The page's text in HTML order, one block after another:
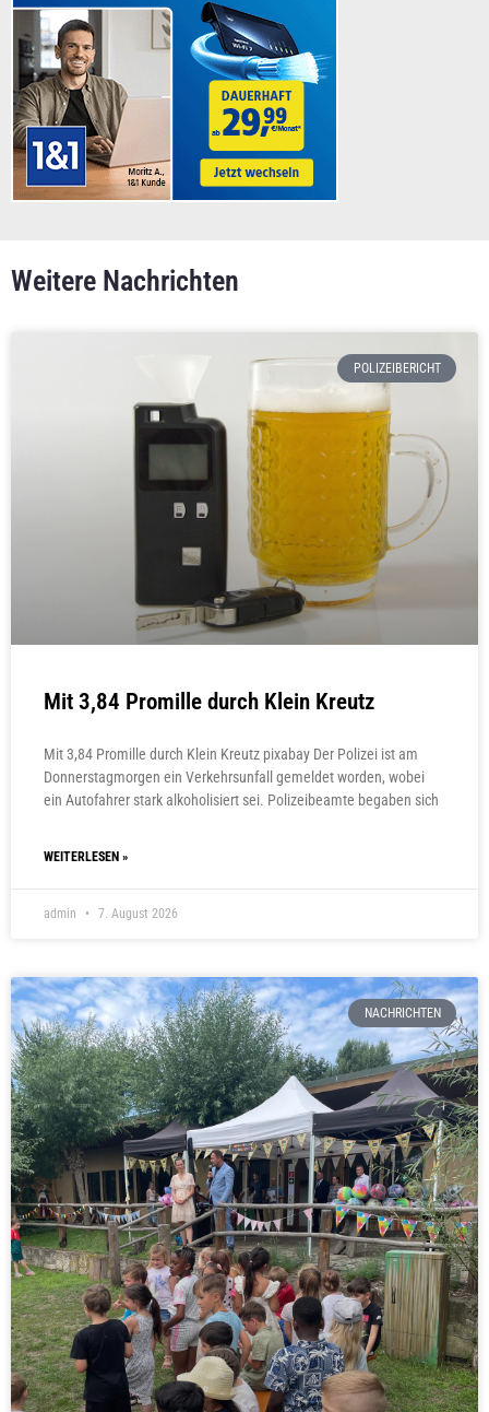
Weitere Nachrichten
POLIZEIBERICHT
Mit 3,84 Promille durch Klein Kreutz
Mit 3,84 Promille durch Klein Kreutz pixabay Der Polizei ist am
Donnerstagmorgen ein Verkehrsunfall gemeldet worden, wobei
ein Autofahrer stark alkoholisiert sei. Polizeibeamte begaben sich
WEITERLESEN »
admin 7. August 2026
NACHRICHTEN